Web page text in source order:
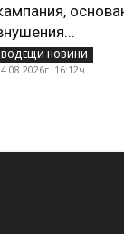
ВОДЕЩИ НОВИНИ
16:12ч.